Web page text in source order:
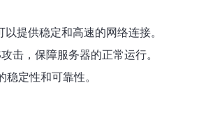
提供稳定和高速的网络连接。
击，保障服务器的正常运行。
定性和可靠性。